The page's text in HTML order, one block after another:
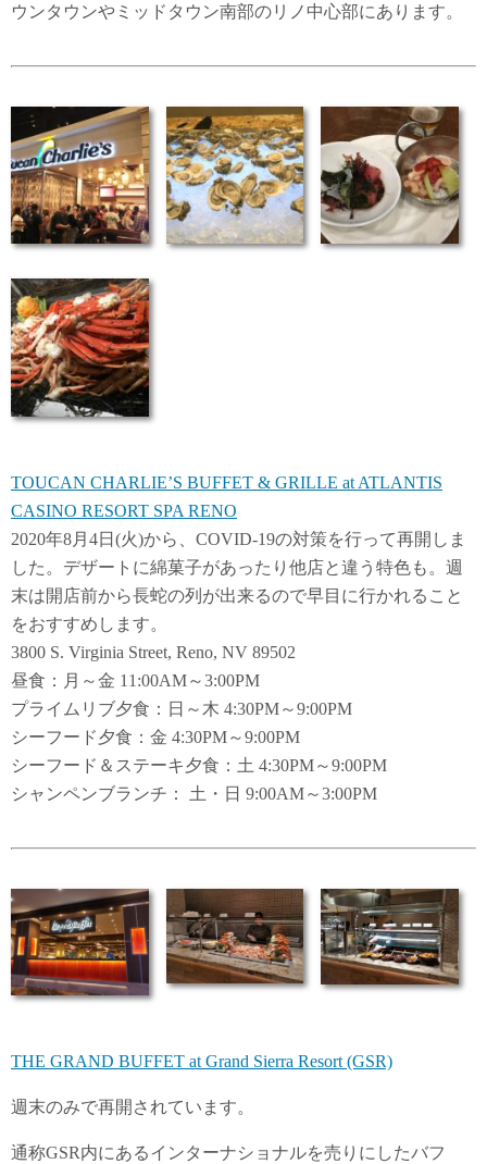
ウンタウンやミッドタウン南部のリノ中心部にあります。
TOUCAN CHARLIE’S BUFFET & GRILLE at ATLANTIS
CASINO RESORT SPA RENO
2020年8月4日(火)から、COVID-19の対策を行って再開しま
した。デザートに綿菓子があったり他店と違う特色も。週
末は開店前から長蛇の列が出来るので早目に行かれること
をおすすめします。
3800 S. Virginia Street, Reno, NV 89502
昼食：月～金 11:00AM～3:00PM
プライムリブ夕食：日～木 4:30PM～9:00PM
シーフード夕食：金 4:30PM～9:00PM
シーフード＆ステーキ夕食：土 4:30PM～9:00PM
シャンペンブランチ： 土・日 9:00AM～3:00PM
THE GRAND BUFFET at Grand Sierra Resort (GSR)
週末のみで再開されています。
通称GSR内にあるインターナショナルを売りにしたバフ